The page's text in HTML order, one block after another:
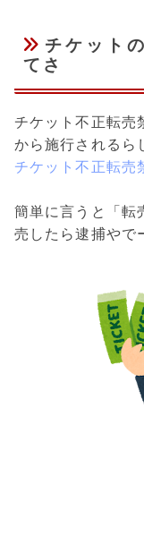
チケット
てさ
チケット不正転売
から施行されるら
チケット不正転売
簡単に言うと「転
売したら逮捕やで